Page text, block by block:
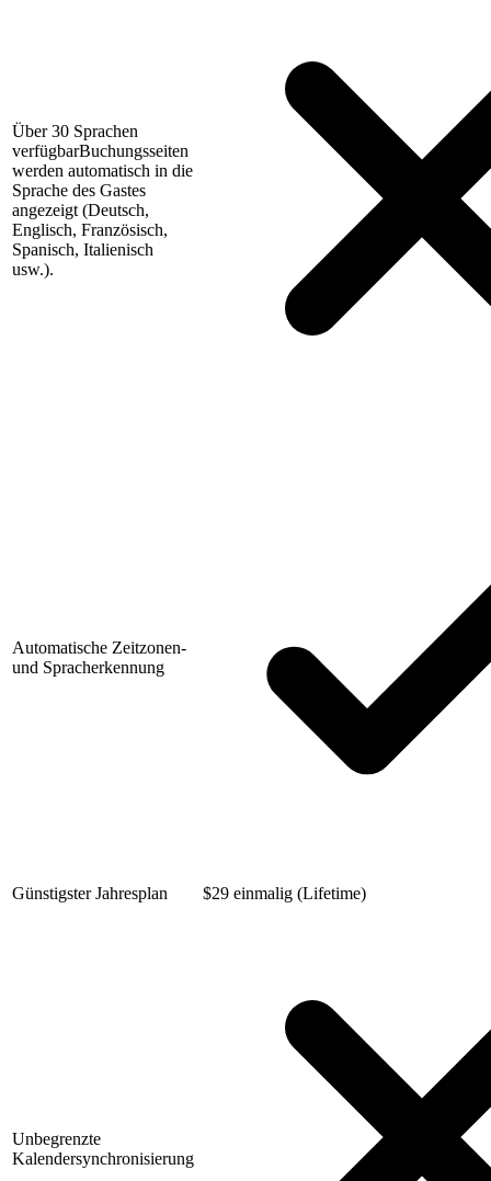
Über 30 Sprachen
verfügbarBuchungsseiten
werden automatisch in die
Sprache des Gastes
angezeigt (Deutsch,
Englisch, Französisch,
Spanisch, Italienisch
usw.).
Automatische Zeitzonen-
und Spracherkennung
Günstigster Jahresplan $29 einmalig (Lifetime)
Unbegrenzte
Kalendersynchronisierung